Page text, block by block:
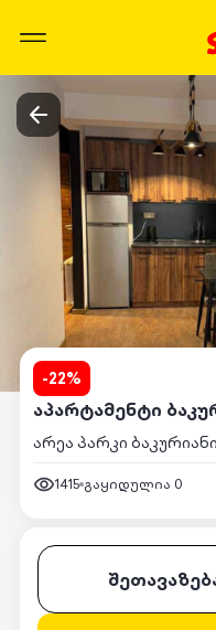
-22%
აპარტამენტი
1415 გაყიდულია 0